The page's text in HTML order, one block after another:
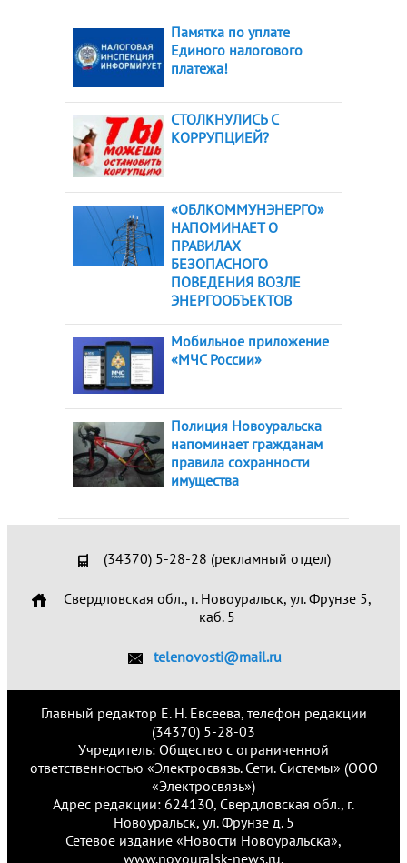
Памятка по уплате
Единого налогового
платежа!
СТОЛКНУЛИСЬ С
КОРРУПЦИЕЙ?
«ОБЛКОММУНЭНЕРГО»
НАПОМИНАЕТ О
ПРАВИЛАХ
БЕЗОПАСНОГО
ПОВЕДЕНИЯ ВОЗЛЕ
ЭНЕРГООБЪЕКТОВ
Мобильное приложение
«МЧС России»
Полиция Новоуральска
напоминает гражданам
правила сохранности
имущества
(34370) 5-28-28 (рекламный отдел)
Свердловская обл., г. Новоуральск, ул. Фрунзе 5,
каб. 5
telenovosti@mail.ru
Главный редактор Е. Н. Евсеева, телефон редакции
(34370) 5-28-03
Учредитель: Общество с ограниченной
ответственностью «Электросвязь. Сети. Системы» (ООО
«Электросвязь»)
Адрес редакции: 624130, Свердловская обл., г.
Новоуральск, ул. Фрунзе д. 5
Сетевое издание «Новости Новоуральска»,
www.novouralsk-news.ru.